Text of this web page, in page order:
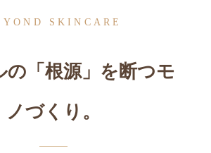
SKINCARE
の「根源」を断つモ
ノづくり。